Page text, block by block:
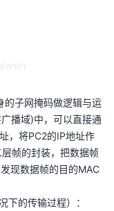
的子网掩码做逻辑与运
播域)中，可以直接通
，将PC2的IP地址作
帧的封装，把数据帧
现数据帧的目的MAC
下的传输过程）：